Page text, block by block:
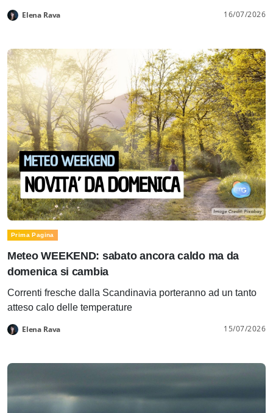
Elena Rava 16/07/2026
Prima Pagina
Meteo WEEKEND: sabato ancora caldo ma da
domenica si cambia
Correnti fresche dalla Scandinavia porteranno ad un tanto
atteso calo delle temperature
Elena Rava 15/07/2026